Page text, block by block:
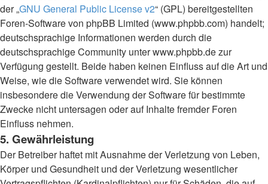
der „GNU General Public License v2“ (GPL) bereitgestellten
Foren-Software von phpBB Limited (www.phpbb.com) handelt;
deutschsprachige Informationen werden durch die
deutschsprachige Community unter www.phpbb.de zur
Verfügung gestellt. Beide haben keinen Einfluss auf die Art und
Weise, wie die Software verwendet wird. Sie können
insbesondere die Verwendung der Software für bestimmte
Zwecke nicht untersagen oder auf Inhalte fremder Foren
Einfluss nehmen.
5. Gewährleistung
Der Betreiber haftet mit Ausnahme der Verletzung von Leben,
Körper und Gesundheit und der Verletzung wesentlicher